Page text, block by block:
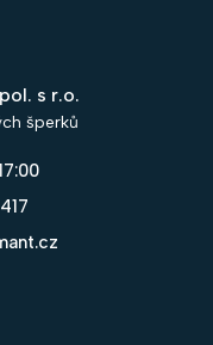
s r.o.
šperků